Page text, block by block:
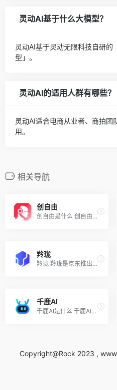
灵动AI基于什么大模型？
灵动AI基于灵动无限科技自研的
型」。
灵动AI的适用人群有哪些？
灵动AI适合电商从业者、商拍团
用。
相关导航
创自由
创自由是什么 创自由是北京比...
羚珑
羚珑 羚珑是京东推出的AI电商...
千鹿AI
千鹿AI是什么 千鹿AI是专为跨...
Copyright@Rock 2023 ,